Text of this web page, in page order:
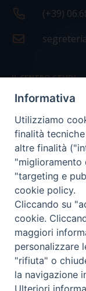
(+39)
IL CENTRO STUDI
La nostra storia
Statuto
Presidenza e
Consiglio
Coordinamento
COPYRIGHT
Informativa
Utilizziamo
finalità
altre finalità
"miglioramento
"targeting e
cookie policy.
Cliccando su
cookie.
maggiori
personalizzare
"rifiuta" o
la navigazione